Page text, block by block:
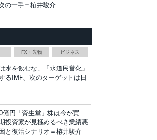
の一手＝栫井駿介
FX・先物 ビジネス
水を飲むな。「水道民営化」
るIMF、次のターゲットは日
億円「資生堂」株は今が買
投資家が見極めるべき業績悪
と復活シナリオ＝栫井駿介